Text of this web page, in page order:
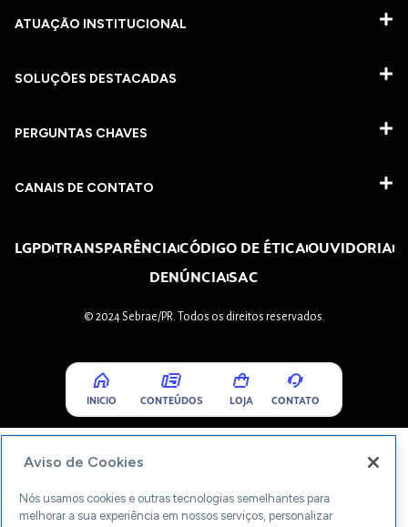
ATUAÇÃO INSTITUCIONAL
SOLUÇÕES DESTACADAS
PERGUNTAS CHAVES​
CANAIS DE CONTATO
LGPDTRANSPARÊNCIACÓDIGO DE ÉTICAOUVIDORIA
DENÚNCIASAC
© 2024 Sebrae/PR. Todos os direitos reservados.
INICIO CONTEÚDOS LOJA CONTATO
Aviso de Cookies
Nós usamos cookies e outras tecnologias semelhantes para
melhorar a sua experiência em nossos serviços, personalizar